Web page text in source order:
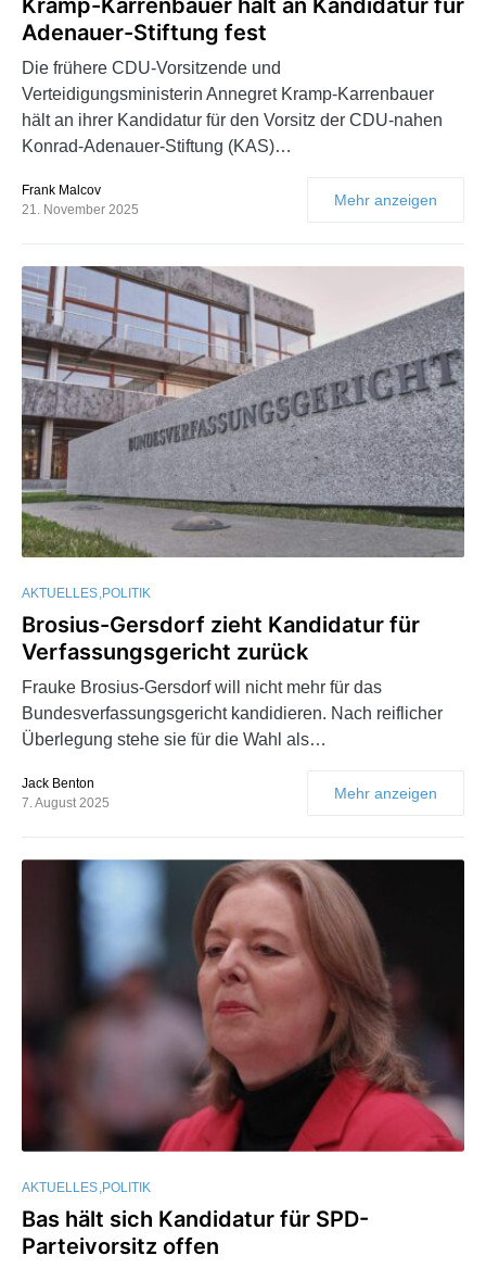
Kramp-Karrenbauer hält an Kandidatur für
Adenauer-Stiftung fest
Die frühere CDU-Vorsitzende und
Verteidigungsministerin Annegret Kramp-Karrenbauer
hält an ihrer Kandidatur für den Vorsitz der CDU-nahen
Konrad-Adenauer-Stiftung (KAS)…
Frank Malcov
21. November 2025
Mehr anzeigen
AKTUELLES POLITIK
Brosius-Gersdorf zieht Kandidatur für
Verfassungsgericht zurück
Frauke Brosius-Gersdorf will nicht mehr für das
Bundesverfassungsgericht kandidieren. Nach reiflicher
Überlegung stehe sie für die Wahl als…
Jack Benton
7. August 2025
Mehr anzeigen
AKTUELLES POLITIK
Bas hält sich Kandidatur für SPD-
Parteivorsitz offen